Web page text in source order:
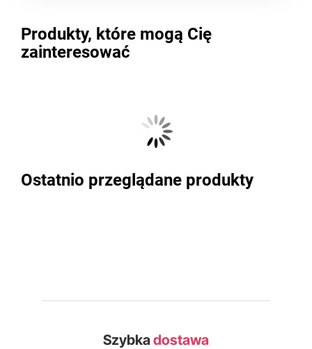
Produkty, które mogą Cię
zainteresować
Ostatnio przeglądane produkty
Szybkadostawa